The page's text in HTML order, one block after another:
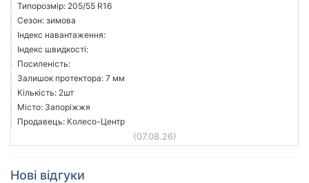
Типорозмір: 205/55 R16
Сезон: зимова
Індекс навантаження:
Індекс швидкості:
Посиленість:
Залишок протектора: 7 мм
Кількість: 2шт
Місто: Запоріжжя
Продавець: Колесо-Центр
(07.08.26)
Нові відгуки